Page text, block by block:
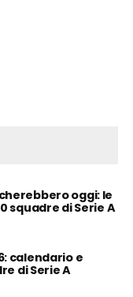
oggi: le
squadre di Serie A
calendario e
di Serie A